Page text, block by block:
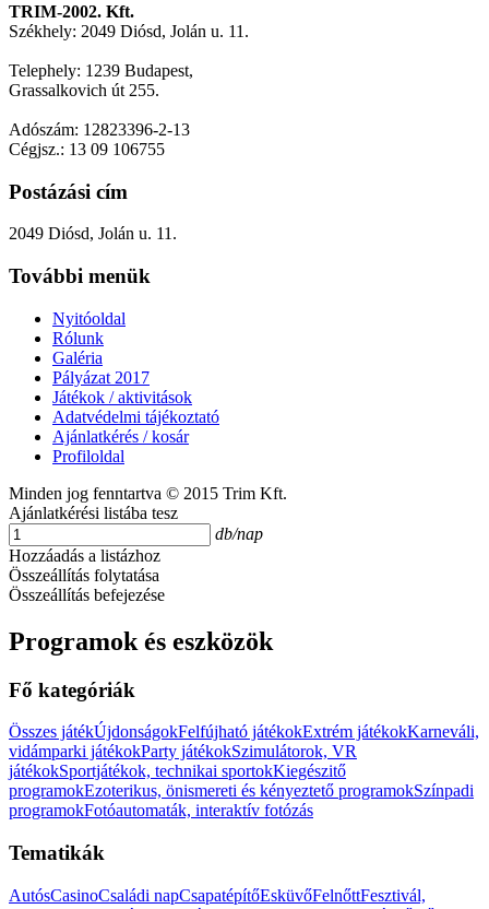
TRIM-2002. Kft.
Székhely: 2049 Diósd, Jolán u. 11.
Telephely: 1239 Budapest,
Grassalkovich út 255.
Adószám: 12823396-2-13
Cégjsz.: 13 09 106755
Postázási cím
2049 Diósd, Jolán u. 11.
További menük
Nyitóoldal
Rólunk
Galéria
Pályázat 2017
Játékok / aktivitások
Adatvédelmi tájékoztató
Ajánlatkérés / kosár
Profiloldal
Minden jog fenntartva © 2015 Trim Kft.
Ajánlatkérési listába tesz
db/nap
Hozzáadás a listázhoz
Összeállítás folytatása
Összeállítás befejezése
Programok és eszközök
Fő kategóriák
Összes játékÚjdonságokFelfújható játékokExtrém játékokKarneváli,
vidámparki játékokParty játékokSzimulátorok, VR
játékokSportjátékok, technikai sportokKiegészitő
programokEzoterikus, önismereti és kényeztető programokSzínpadi
programokFotóautomaták, interaktív fotózás
Tematikák
AutósCasinoCsaládi napCsapatépítőEsküvőFelnőttFesztivál,